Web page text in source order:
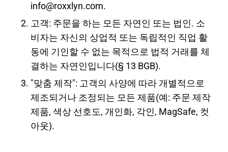
info@roxxlyn.com.
고객: 주문을 하는 모든 자연인 또는 법인. 소
비자는 자신의 상업적 또는 독립적인 직업 활
동에 기인할 수 없는 목적으로 법적 거래를 체
결하는 자연인입니다(§ 13 BGB).
"맞춤 제작": 고객의 사양에 따라 개별적으로
제조되거나 조정되는 모든 제품(예: 주문 제작
제품, 색상 선호도, 개인화, 각인, MagSafe, 컷
아웃).